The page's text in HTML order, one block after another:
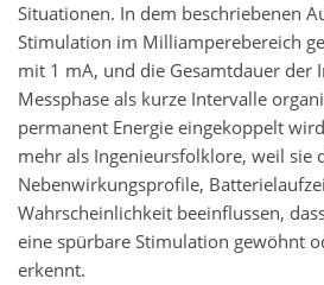
Situationen. In dem beschriebenen
Stimulation im Milliamperebereich
mit 1 mA, und die Gesamtdauer der
Messphase als kurze Intervalle
permanent Energie eingekoppelt
mehr als Ingenieursfolklore, weil sie
Nebenwirkungsprofile,
Wahrscheinlichkeit beeinflussen,
eine spürbare Stimulation gewöhnt
erkennt.